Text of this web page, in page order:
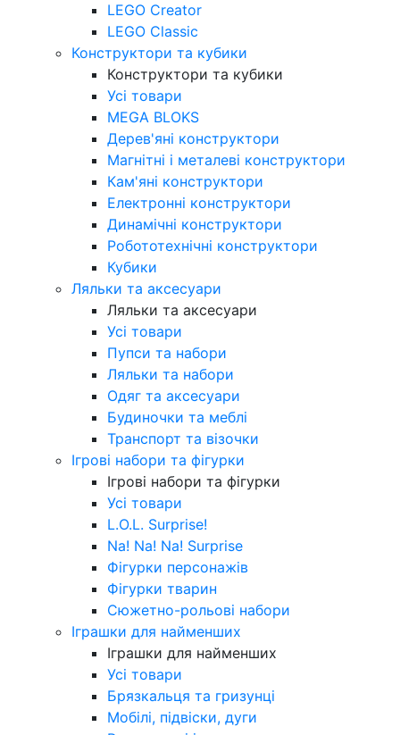
LEGO Creator
LEGO Classic
Конструктори та кубики
Конструктори та кубики
Усі товари
MEGA BLOKS
Дерев'яні конструктори
Магнітні і металеві конструктори
Кам'яні конструктори
Електронні конструктори
Динамічні конструктори
Робототехнічні конструктори
Кубики
Ляльки та аксесуари
Ляльки та аксесуари
Усі товари
Пупси та набори
Ляльки та набори
Одяг та аксесуари
Будиночки та меблі
Транспорт та візочки
Ігрові набори та фігурки
Ігрові набори та фігурки
Усі товари
L.O.L. Surprise!
Na! Na! Na! Surprise
Фігурки персонажів
Фігурки тварин
Сюжетно-рольові набори
Іграшки для найменших
Іграшки для найменших
Усі товари
Брязкальця та гризунці
Мобілі, підвіски, дуги